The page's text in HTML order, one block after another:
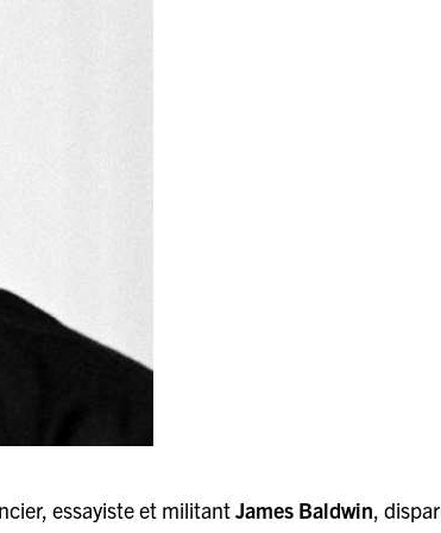
essayiste et militantJames Baldwin,